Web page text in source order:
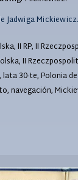
Jadwiga Mickiewicz.
II RP, II
II
30-te, Polonia
navegación,